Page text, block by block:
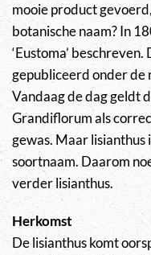
mooie product
botanische naam? In
‘Eustoma’
gepubliceerd onder de
Vandaag de dag geldt
Grandiflorum als
gewas. Maar lisianthus
soortnaam. Daarom
verder lisianthus.
Herkomst
De lisianthus komt